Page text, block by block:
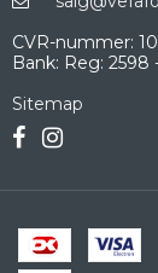
CVR-nummer:
Bank: Reg: 2598
Sitemap